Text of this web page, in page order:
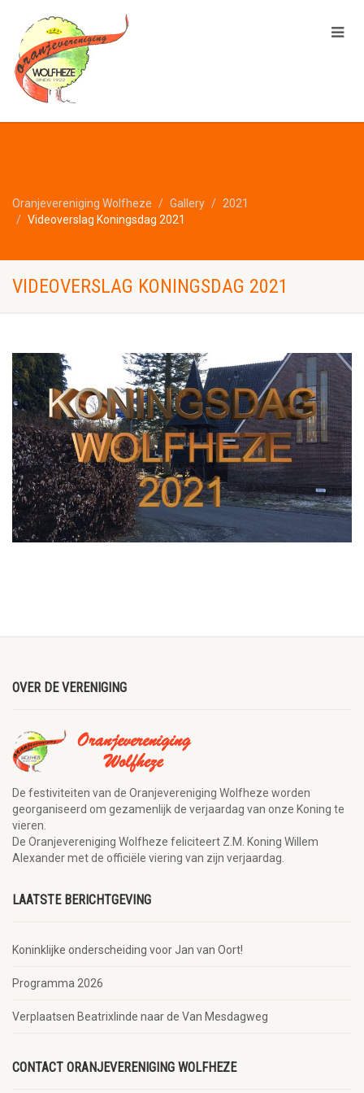
Oranjevereniging Wolfheze Gallery
2021
Videoverslag Koningsdag 2021
VIDEOVERSLAG KONINGSDAG 2021
OVER DE VERENIGING
De festiviteiten van de Oranjevereniging Wolfheze worden
georganiseerd om gezamenlijk de verjaardag van onze Koning te
vieren.
De Oranjevereniging Wolfheze feliciteert Z.M. Koning Willem
Alexander met de officiële viering van zijn verjaardag.
LAATSTE BERICHTGEVING
Koninklijke onderscheiding voor Jan van Oort!
Programma 2026
Verplaatsen Beatrixlinde naar de Van Mesdagweg
CONTACT ORANJEVERENIGING WOLFHEZE